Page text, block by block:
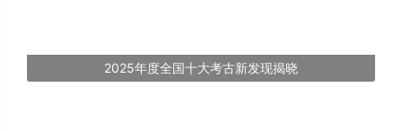
2025年度全国十大考古新发现揭晓